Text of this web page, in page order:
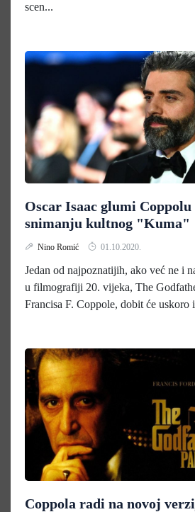
scen...
Oscar Isaac glumi
snimanju kultnog "Kuma"
Nino Romić 01.10.2020.
Jedan od najpoznatijih, ako već ne i
u filmografiji 20. vijeka, The
Francisa F. Coppole, dobit će uskoro
Coppola radi na novoj